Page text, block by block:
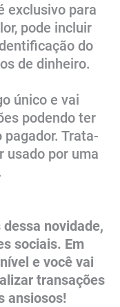
exclusivo para
pode incluir
do
de dinheiro.
único e vai
podendo ter
Trata-
usado por uma
novidade,
sociais. Em
e você vai
transações
ansiosos!